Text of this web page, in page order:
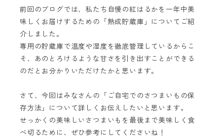
前回のブログでは、私たち自慢の紅はるかを一年中美
味しくお届けするための「熟成貯蔵庫」についてご紹
介しました。
専用の貯蔵庫で温度や湿度を徹底管理しているからこ
そ、あのとろけるような甘さを引き出すことができる
のだとお分かりいただけたかと思います。
さて、今回はみなさんの「ご自宅でのさつまいもの保
存方法」について詳しくお伝えしたいと思います。
せっかくの美味しいさつまいもを最後まで美味しく食
べ切るために、ぜひ参考にしてくださいね！